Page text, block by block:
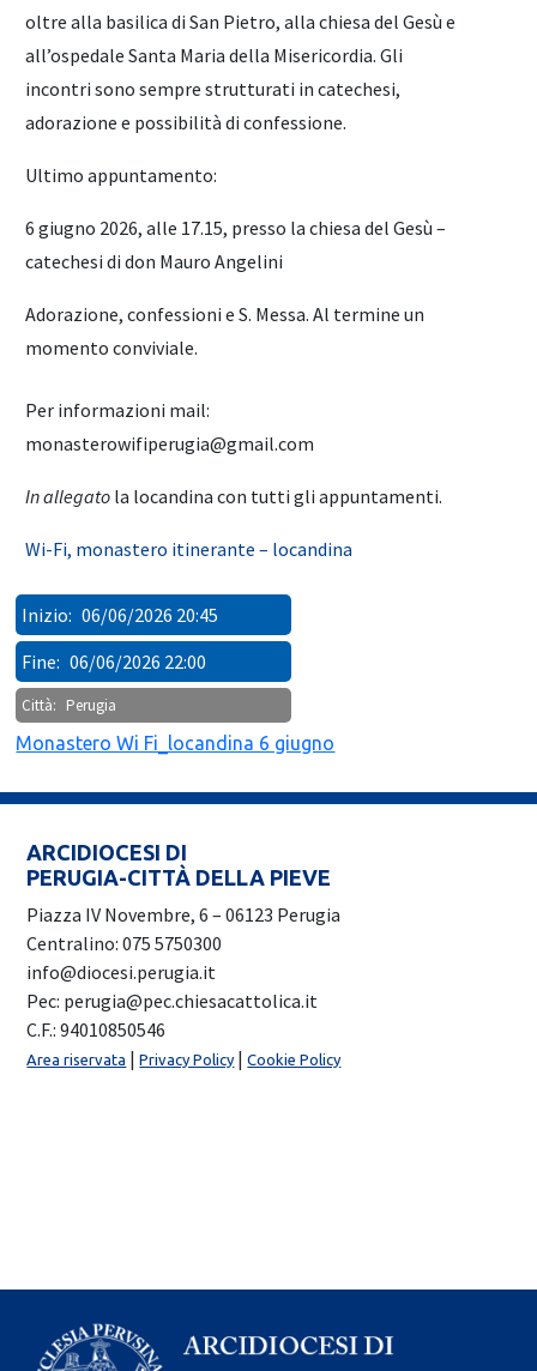
oltre alla basilica di San Pietro, alla chiesa del Gesù e
all’ospedale Santa Maria della Misericordia. Gli
incontri sono sempre strutturati in catechesi,
adorazione e possibilità di confessione.
Ultimo appuntamento:
6 giugno 2026, alle 17.15, presso la chiesa del Gesù –
catechesi di don Mauro Angelini
Adorazione, confessioni e S. Messa. Al termine un
momento conviviale.
Per informazioni mail:
monasterowifiperugia@gmail.com
In allegato la locandina con tutti gli appuntamenti.
Wi-Fi, monastero itinerante – locandina
Inizio: 06/06/2026 20:45
Fine: 06/06/2026 22:00
Città: Perugia
Monastero Wi Fi_locandina 6 giugno
ARCIDIOCESI DI
PERUGIA-CITTÀ DELLA PIEVE
Piazza IV Novembre, 6 – 06123 Perugia
Centralino: 075 5750300
info@diocesi.perugia.it
Pec: perugia@pec.chiesacattolica.it
C.F.: 94010850546
Area riservata |Privacy Policy |Cookie Policy